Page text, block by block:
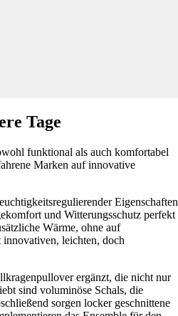
Tage
funktional als auch komfortabel
Marken auf innovative
Eigenschaften
und Witterungsschutz perfekt
Wärme, ohne auf
leichten, doch
ergänzt, die nicht nur
sind voluminöse Schals, die
sorgen locker geschnittene